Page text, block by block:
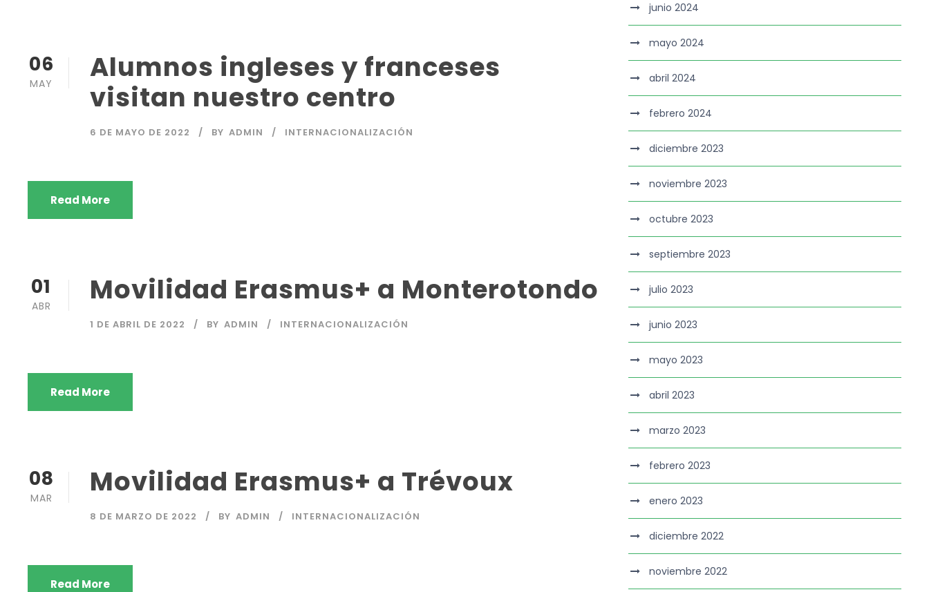
06
MAY
Alumnos ingleses y franceses
visitan nuestro centro
6 DE MAYO DE 2022 BY ADMIN INTERNACIONALIZACIÓN
Read More
01
ABR Movilidad Erasmus+ a Monterotondo
1 DE ABRIL DE 2022 BY ADMIN INTERNACIONALIZACIÓN
Read More
08
MAR Movilidad Erasmus+ a Trévoux
8 DE MARZO DE 2022 BY ADMIN INTERNACIONALIZACIÓN
Read More
junio 2024
mayo 2024
abril 2024
febrero 2024
diciembre 2023
noviembre 2023
octubre 2023
septiembre 2023
julio 2023
junio 2023
mayo 2023
abril 2023
marzo 2023
febrero 2023
enero 2023
diciembre 2022
noviembre 2022